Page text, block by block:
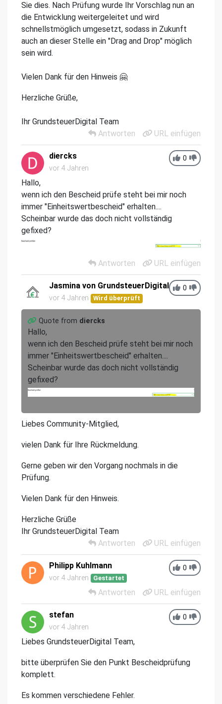
Sie dies. Nach Prüfung wurde Ihr Vorschlag nun an
die Entwicklung weitergeleitet und wird
schnellstmöglich umgesetzt, sodass in Zukunft
auch an dieser Stelle ein "Drag and Drop" möglich
sein wird.
Vielen Dank für den Hinweis 🤗
Herzliche Grüße,
Ihr GrundsteuerDigital Team
Antworten
URL einfügen
0
diercks
vor 4 Jahren
Hallo,
wenn ich den Bescheid prüfe steht bei mir noch
immer "Einheitswertbescheid" erhalten....
Scheinbar wurde das doch nicht vollständig
gefixed?
Antworten URL einfügen
0
Jasmina von GrundsteuerDigital
vor 4 Jahren Wird überprüft
Quote from diercks
Hallo,
wenn ich den Bescheid prüfe steht bei mir noch
immer "Einheitswertbescheid" erhalten....
Scheinbar wurde das doch nicht vollständig
gefixed?
Liebes Community-Mitglied,
vielen Dank für Ihre Rückmeldung.
Gerne geben wir den Vorgang nochmals in die
Prüfung.
Vielen Dank für den Hinweis.
Herzliche Grüße
Ihr GrundsteuerDigital Team
Antworten
URL einfügen
0
Philipp Kuhlmann
vor 4 Jahren Gestartet
Antworten URL einfügen
0
stefan
vor 4 Jahren
Liebes GrundsteuerDigital Team,
bitte überprüfen Sie den Punkt Bescheidprüfung
komplett.
Es kommen verschiedene Fehler.